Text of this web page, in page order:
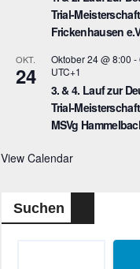
Trial-
Frickenhausen
OKT.
24
Oktober 24 @ 8:00 -
UTC+1
3. & 4. Lauf zur
Trial-
MSVg
View Calendar
Suchen